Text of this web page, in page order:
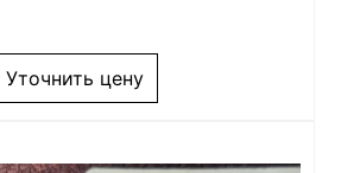
Уточнить цену